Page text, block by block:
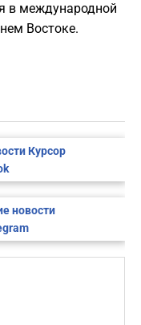
в международной
Востоке.
Курсор
новости